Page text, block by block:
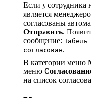
Если у сотрудника
является
согласованы
Отправить.
сообщение:
согласован.
В категории меню
меню
на список